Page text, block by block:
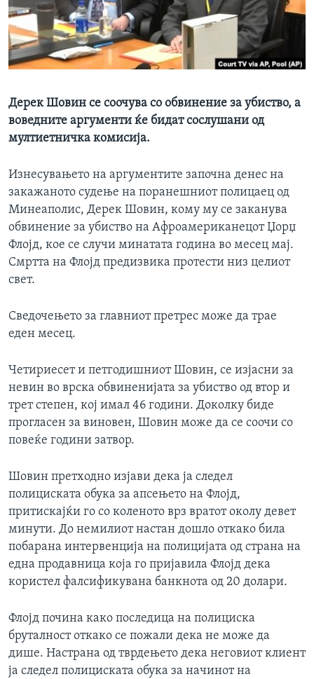
ИНТЕРВЈУА
Јазици
Дерек Шовин се соочува со обвинение за убиство, а
воведните аргументи ќе бидат сослушани од
мултиетничка комисија.
Изнесувањето на аргументите започна денес на
закажаното судење на поранешниот полицаец од
Минеаполис, Дерек Шовин, кому му се заканува
обвинение за убиство на Афроамериканецот Џорџ
Флојд, кое се случи минатата година во месец мај.
Смртта на Флојд предизвика протести низ целиот
свет.
Сведочењето за главниот претрес може да трае
еден месец.
Четириесет и петгодишниот Шовин, се изјасни за
невин во врска обвиненијата за убиство од втор и
трет степен, кој имал 46 години. Доколку биде
прогласен за виновен, Шовин може да се соочи со
повеќе години затвор.
Шовин претходно изјави дека ја следел
полициската обука за апсењето на Флојд,
притискајќи го со коленото врз вратот околу девет
минути. До немилиот настан дошло откако била
побарана интервенција на полицијата од страна на
една продавница која го пријавила Флојд дека
користел фалсификувана банкнота од 20 долари.
Флојд почина како последица на полициска
бруталност откако се пожали дека не може да
дише. Настрана од тврдењето дека неговиот клиент
ја следел полициската обука за начинот на